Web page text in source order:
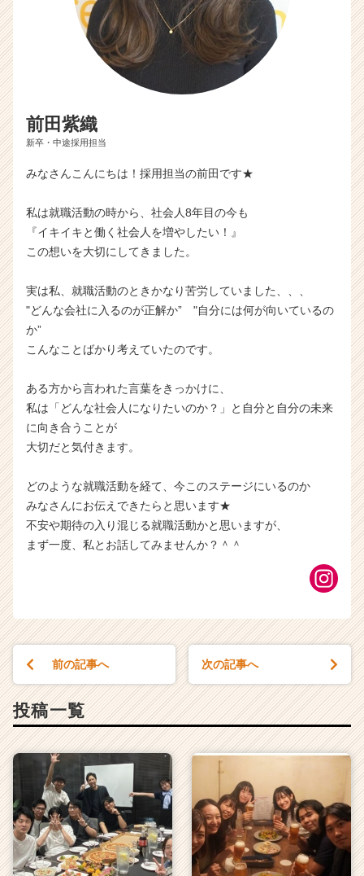
e
e
r）
前田紫織
新卒・中途採用担当
みなさんこんにちは！採用担当の前田です★
私は就職活動の時から、社会人8年目の今も
『イキイキと働く社会人を増やしたい！』
この想いを大切にしてきました。
実は私、就職活動のときかなり苦労していました、、、
"どんな会社に入るのが正解か” "自分には何が向いているの
か”
こんなことばかり考えていたのです。
ある方から言われた言葉をきっかけに、
私は「どんな社会人になりたいのか？」と自分と自分の未来
に向き合うことが
大切だと気付きます。
どのような就職活動を経て、今このステージにいるのか
みなさんにお伝えできたらと思います★
不安や期待の入り混じる就職活動かと思いますが、
まず一度、私とお話してみませんか？＾＾
前の記事へ 次の記事へ
投稿一覧